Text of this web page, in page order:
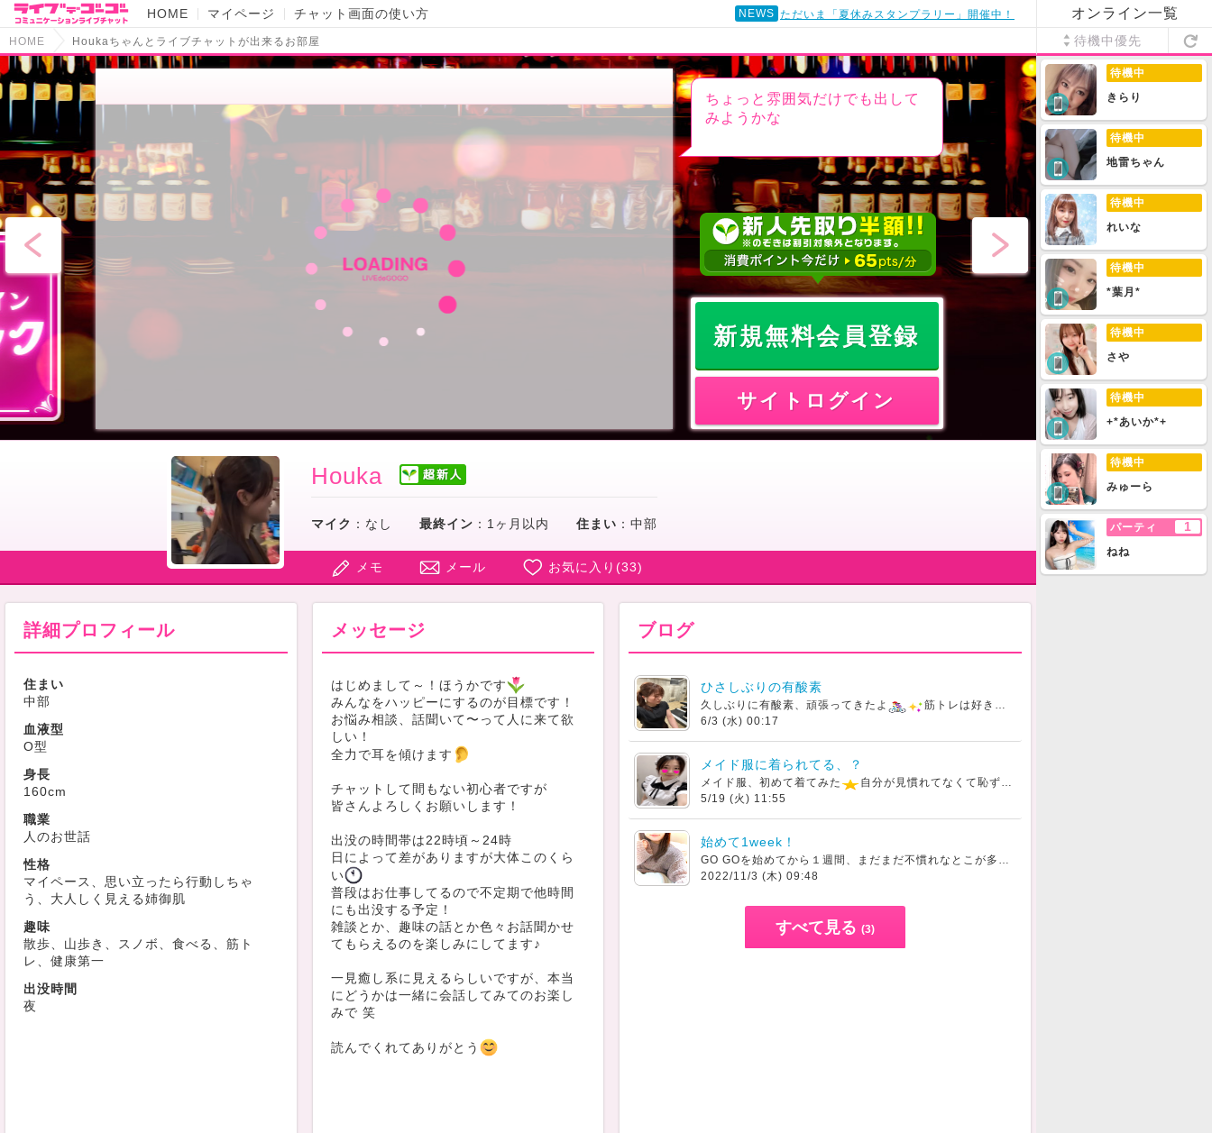
HOME マイページ チャット画面の使い方 NEWS ただいま「夏休みスタンプラリー」開催中！
HOME Houkaちゃんとライブチャットが出来るお部屋
ちょっと雰囲気だけでも出して
みようかな
新規無料会員登録
サイトログイン
Houka
マイク ： なし 最終イン ： 1ヶ月以内 住まい ： 中部
メモ メール お気に入り(33)
詳細プロフィール
住まい
中部
血液型
O型
身長
160cm
職業
人のお世話
性格
マイペース、思い立ったら行動しちゃ
う、大人しく見える姉御肌
趣味
散歩、山歩き、スノボ、食べる、筋ト
レ、健康第一
出没時間
夜
メッセージ
はじめまして～！ほうかです
みんなをハッピーにするのが目標です！
お悩み相談、話聞いて〜って人に来て欲
しい！
全力で耳を傾けます
チャットして間もない初心者ですが
皆さんよろしくお願いします！
出没の時間帯は22時頃～24時
日によって差がありますが大体このくら
い
普段はお仕事してるので不定期で他時間
にも出没する予定！
雑談とか、趣味の話とか色々お話聞かせ
てもらえるのを楽しみにしてます♪
一見癒し系に見えるらしいですが、本当
にどうかは一緒に会話してみてのお楽し
みで 笑
読んでくれてありがとう
ブログ
ひさしぶりの有酸素
久しぶりに有酸素、頑張ってきたよ
筋トレは好きなんだけど、有酸素はなかなか続かない
6/3 (水) 00:17
メイド服に着られてる、？
メイド服、初めて着てみた ︎自分が見慣れてなくて恥ずかしさが勝ってしまう
5/19 (火) 11:55
始めて1week！
GO GOを始めてから１週間、まだまだ不慣れなとこが多々ですが、月始めにもなり心新たに頑張ります11月もあっという間に過ぎるのかな、この時期はニットの出番がきて嬉しい〜
2022/11/3 (木) 09:48
すべて見る (3)
オンライン一覧
待機中優先
待機中
きらり
待機中
地雷ちゃん
待機中
れいな
待機中
*葉月*
待機中
さや
待機中
+*あいか*+
待機中
みゅーら
パーティ 1
ねね